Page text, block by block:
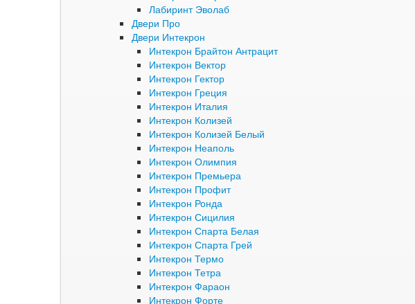
Лабиринт Эволаб
Двери Про
Двери Интекрон
Интекрон Брайтон Антрацит
Интекрон Вектор
Интекрон Гектор
Интекрон Греция
Интекрон Италия
Интекрон Колизей
Интекрон Колизей Белый
Интекрон Неаполь
Интекрон Олимпия
Интекрон Премьера
Интекрон Профит
Интекрон Ронда
Интекрон Сицилия
Интекрон Спарта Белая
Интекрон Спарта Грей
Интекрон Термо
Интекрон Тетра
Интекрон Фараон
Интекрон Форте